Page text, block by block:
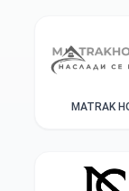
MATRAK